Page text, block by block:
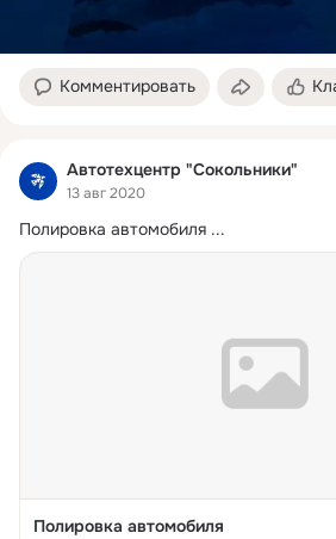
Комментировать
Автотехцентр "Сокольники"
13 авг 2020
Полировка автомобиля ...
Полировка автомобиля